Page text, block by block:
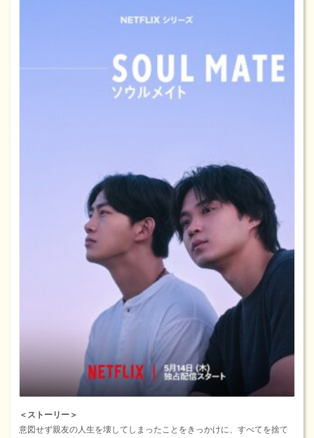
＜ストーリー＞
意図せず親友の人生を壊してしまったことをきっかけに、すべてを捨て